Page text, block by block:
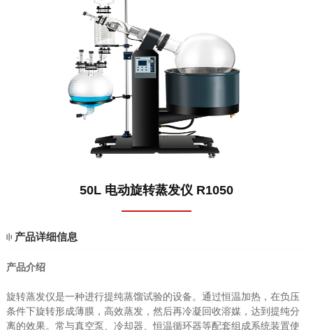
50L 电动旋转蒸发仪 R1050
产品详细信息
产品介绍
旋转蒸发仪是一种进行提纯蒸馏试验的设备。通过恒温加热，在负压
条件下旋转形成薄膜，高效蒸发，然后再冷凝回收溶媒，达到提纯分
离的效果。常与真空泵、冷却器、恒温循环器等配套组成系统装置使